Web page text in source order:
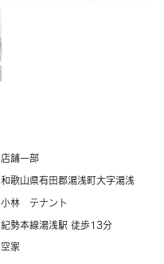
店舗一部
和歌山県有田郡湯浅町大字湯浅
小林 テナント
紀勢本線湯浅駅 徒歩13分
空家